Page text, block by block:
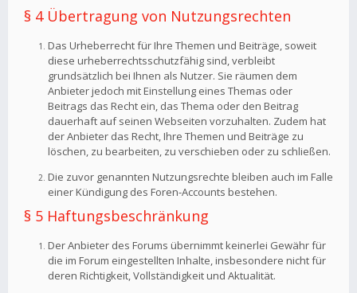
§ 4 Übertragung von Nutzungsrechten
Das Urheberrecht für Ihre Themen und Beiträge, soweit
diese urheberrechtsschutzfähig sind, verbleibt
grundsätzlich bei Ihnen als Nutzer. Sie räumen dem
Anbieter jedoch mit Einstellung eines Themas oder
Beitrags das Recht ein, das Thema oder den Beitrag
dauerhaft auf seinen Webseiten vorzuhalten. Zudem hat
der Anbieter das Recht, Ihre Themen und Beiträge zu
löschen, zu bearbeiten, zu verschieben oder zu schließen.
Die zuvor genannten Nutzungsrechte bleiben auch im Falle
einer Kündigung des Foren-Accounts bestehen.
§ 5 Haftungsbeschränkung
Der Anbieter des Forums übernimmt keinerlei Gewähr für
die im Forum eingestellten Inhalte, insbesondere nicht für
deren Richtigkeit, Vollständigkeit und Aktualität.